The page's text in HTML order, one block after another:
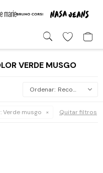
VERDE MUSGO
Recomendados
Verde musgo Quitar filtros